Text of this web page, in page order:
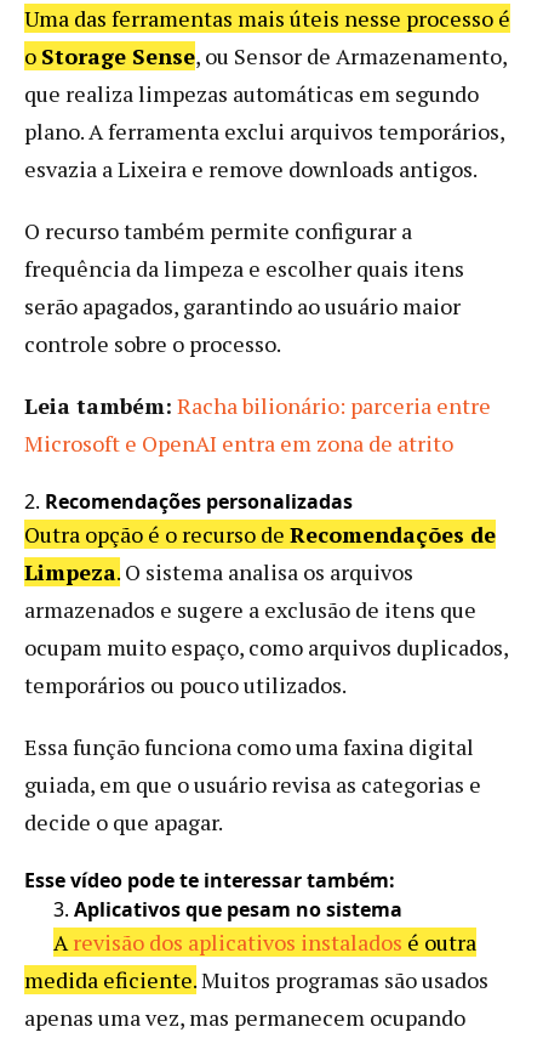
Uma das ferramentas mais úteis nesse processo é
o Storage Sense, ou Sensor de Armazenamento,
que realiza limpezas automáticas em segundo
plano. A ferramenta exclui arquivos temporários,
esvazia a Lixeira e remove downloads antigos.
O recurso também permite configurar a
frequência da limpeza e escolher quais itens
serão apagados, garantindo ao usuário maior
controle sobre o processo.
Leia também: Racha bilionário: parceria entre
Microsoft e OpenAI entra em zona de atrito
2. Recomendações personalizadas
Outra opção é o recurso de Recomendações de
Limpeza. O sistema analisa os arquivos
armazenados e sugere a exclusão de itens que
ocupam muito espaço, como arquivos duplicados,
temporários ou pouco utilizados.
Essa função funciona como uma faxina digital
guiada, em que o usuário revisa as categorias e
decide o que apagar.
Esse vídeo pode te interessar também:
3. Aplicativos que pesam no sistema
Arevisão dos aplicativos instalados é outra
medida eficiente.Muitos programas são usados
apenas uma vez, mas permanecem ocupando